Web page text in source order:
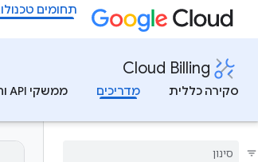
תחומים
Cloud Billing
סקירה כללית
מדריכים ממשקי API וחומרי עזר